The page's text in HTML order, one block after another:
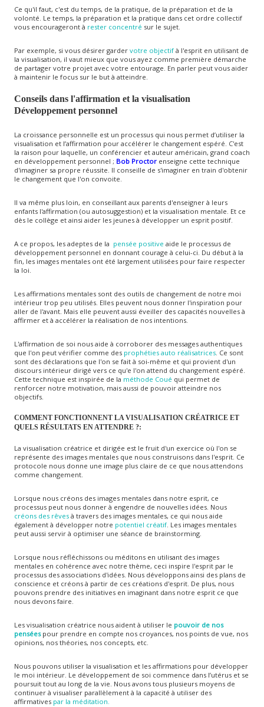
Ce qu'il faut, c'est du temps, de la pratique, de la préparation et de la
volonté. Le temps, la préparation et la pratique dans cet ordre collectif
vous encourageront à rester concentré sur le sujet.
Par exemple, si vous désirer garder votre objectifà l'esprit en utilisant de
la visualisation, il vaut mieux que vous ayez comme première démarche
de partager votre projet avec votre entourage. En parler peut vous aider
à maintenir le focus sur le but à atteindre.
Conseils dans l'affirmation et la visualisation
Développement personnel
La croissance personnelle est un processus qui nous permet d’utiliser la
visualisation et l’affirmation pour accélérer le changement espéré. C'est
la raison pour laquelle, un conférencier et auteur américain, grand coach
en développement personnel ; Bob Proctor enseigne cette technique
d'imaginer sa propre réussite. Il conseille de s'imaginer en train d'obtenir
le changement que l'on convoite.
Il va même plus loin, en conseillant aux parents d'enseigner à leurs
enfants l'affirmation (ou autosuggestion) et la visualisation mentale. Et ce
dès le collège et ainsi aider les jeunes à développer un esprit positif.
A ce propos, les adeptes de la pensée positive aide le processus de
développement personnel en donnant courage à celui-ci. Du début à la
fin, les images mentales ont été largement utilisées pour faire respecter
la loi.
Les affirmations mentales sont des outils de changement de notre moi
intérieur trop peu utilisés. Elles peuvent nous donner l'inspiration pour
aller de l'avant. Mais elle peuvent aussi éveiller des capacités nouvelles à
affirmer et à accélérer la réalisation de nos intentions.
L'affirmation de soi nous aide à corroborer des messages authentiques
que l'on peut vérifier comme des prophéties auto réalisatrices. Ce sont
sont des déclarations que l'on se fait à soi-même et qui provient d'un
discours intérieur dirigé vers ce qu'e l'on attend du changement espéré.
Cette technique est inspirée de la méthode Coué qui permet de
renforcer notre motivation, mais aussi de pouvoir atteindre nos
objectifs.
COMMENT FONCTIONNENT LA VISUALISATION CRÉATRICE ET
QUELS RÉSULTATS EN ATTENDRE ?:
La visualisation créatrice et dirigée est le fruit d'un exercice où l'on se
représente des images mentales que nous construisons dans l'esprit. Ce
protocole nous donne une image plus claire de ce que nous attendons
comme changement.
Lorsque nous créons des images mentales dans notre esprit, ce
processus peut nous donner à engendre de nouvelles idées. Nous
créons des rêvesà travers des images mentales, ce qui nous aide
également à développer notre potentiel créatif. Les images mentales
peut aussi servir à optimiser une séance de brainstorming.
Lorsque nous réfléchissons ou méditons en utilisant des images
mentales en cohérence avec notre thème, ceci inspire l'esprit par le
processus des associations d'idées. Nous développons ainsi des plans de
conscience et créons à partir de ces créations d'esprit. De plus, nous
pouvons prendre des initiatives en imaginant dans notre esprit ce que
nous devons faire.
Les visualisation créatrice nous aident à utiliser le pouvoir de nos
penséespour prendre en compte nos croyances, nos points de vue, nos
opinions, nos théories, nos concepts, etc.
Nous pouvons utiliser la visualisation et les affirmations pour développer
le moi intérieur. Le développement de soi commence dans l’utérus et se
poursuit tout au long de la vie. Nous avons tous plusieurs moyens de
continuer à visualiser parallèlement à la capacité à utiliser des
affirmatives par la méditation.